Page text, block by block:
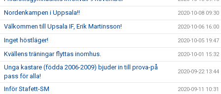
Nordenkampen i Uppsala!! 2020-10-08 09:30
Välkommen till Upsala IF, Erik Martinsson! 2020-10-06 16:00
Inget höstläger! 2020-10-05 19:47
Kvällens träningar flyttas inomhus. 2020-10-01 15:32
Unga kastare (födda 2006-2009) bjuder in till prova-på
pass för alla!
2020-09-22 13:44
Inför Stafett-SM 2020-09-11 10:31